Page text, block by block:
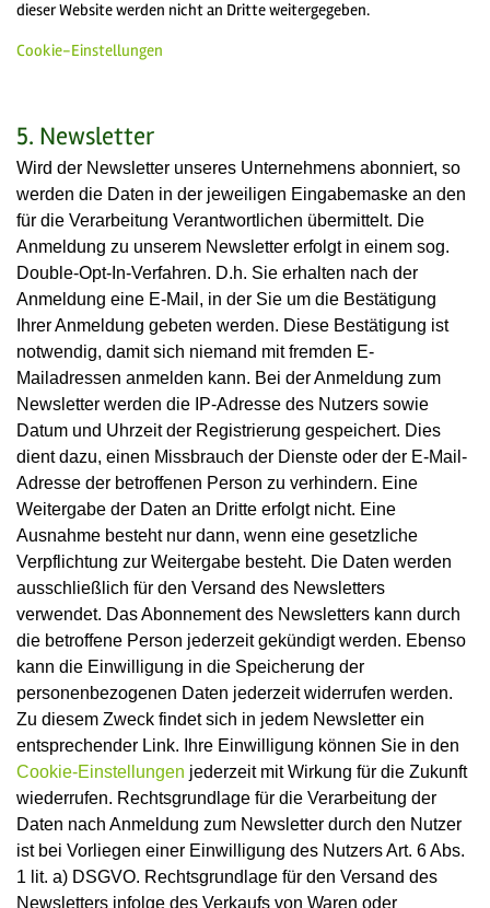
dieser Website werden nicht an Dritte weitergegeben.
Cookie-Einstellungen
5. Newsletter
Wird der Newsletter unseres Unternehmens abonniert, so
werden die Daten in der jeweiligen Eingabemaske an den
für die Verarbeitung Verantwortlichen übermittelt. Die
Anmeldung zu unserem Newsletter erfolgt in einem sog.
Double-Opt-In-Verfahren. D.h. Sie erhalten nach der
Anmeldung eine E-Mail, in der Sie um die Bestätigung
Ihrer Anmeldung gebeten werden. Diese Bestätigung ist
notwendig, damit sich niemand mit fremden E-
Mailadressen anmelden kann. Bei der Anmeldung zum
Newsletter werden die IP-Adresse des Nutzers sowie
Datum und Uhrzeit der Registrierung gespeichert. Dies
dient dazu, einen Missbrauch der Dienste oder der E-Mail-
Adresse der betroffenen Person zu verhindern. Eine
Weitergabe der Daten an Dritte erfolgt nicht. Eine
Ausnahme besteht nur dann, wenn eine gesetzliche
Verpflichtung zur Weitergabe besteht. Die Daten werden
ausschließlich für den Versand des Newsletters
verwendet. Das Abonnement des Newsletters kann durch
die betroffene Person jederzeit gekündigt werden. Ebenso
kann die Einwilligung in die Speicherung der
personenbezogenen Daten jederzeit widerrufen werden.
Zu diesem Zweck findet sich in jedem Newsletter ein
entsprechender Link. Ihre Einwilligung können Sie in den
Cookie-Einstellungen jederzeit mit Wirkung für die Zukunft
wiederrufen. Rechtsgrundlage für die Verarbeitung der
Daten nach Anmeldung zum Newsletter durch den Nutzer
ist bei Vorliegen einer Einwilligung des Nutzers Art. 6 Abs.
1 lit. a) DSGVO. Rechtsgrundlage für den Versand des
Newsletters infolge des Verkaufs von Waren oder